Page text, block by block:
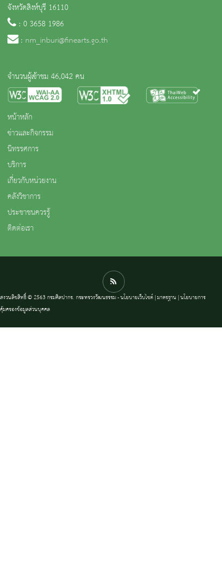
จังหวัดสิงห์บุรี 16110
: 0 3658 1986
: nm_inburi@finearts.go.th
จำนวนผู้เข้าชม 46,042 คน
หน้าหลัก
ข่าวและกิจกรรม
นิทรรศการ
บริการ
เกี่ยวกับหน่วยงาน
คลังวิชาการ
ประชาชนควรรู้
ติดต่อเรา
สงวนลิขสิทธิ์ © 2563 กรมศิลปากร. กระทรวงวัฒนธรรม -นโยบายเว็บไซต์|มาตรฐาน |นโยบายการ
คุ้มครองข้อมูลส่วนบุคคล